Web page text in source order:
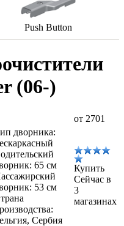
Push Button
(06-)
от 2701
дворника:
65 см
53 см
Сербия
Купить
Сейчас в
3
магазинах